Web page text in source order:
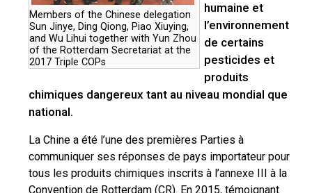
Members of the Chinese delegation
Sun Jinye, Ding Qiong, Piao Xiuying,
and Wu Lihui together with Yun Zhou
of the Rotterdam Secretariat at the
2017 Triple COPs
humaine et
l’environnement
de certains
pesticides et
produits
chimiques dangereux tant au niveau mondial que
national.
La Chine a été l’une des premières Parties à
communiquer ses réponses de pays importateur pour
tous les produits chimiques inscrits à l’annexe III à la
Convention de Rotterdam (CR). En 2015, témoignant